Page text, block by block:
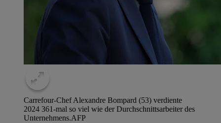
Carrefour-Chef Alexandre Bompard (53) verdiente
2024 361-mal so viel wie der Durchschnittsarbeiter des
Unternehmens.AFP